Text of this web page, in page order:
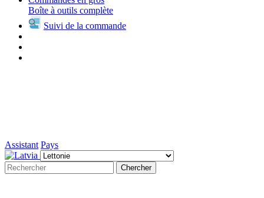
Boîte à outils complète
Suivi de la commande
Assistant Pays
Chercher